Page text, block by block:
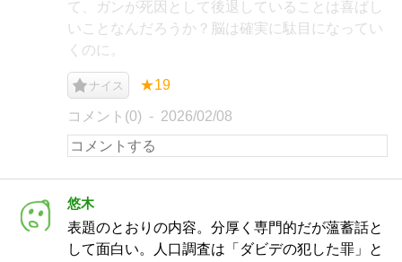
て、ガンが死因として後退していることは喜ばし
いことなんだろうか？脳は確実に駄目になってい
くのに。
ナイス ★19
コメント(0) 2026/02/08
悠木
表題のとおりの内容。分厚く専門的だが薀蓄話と
して面白い。人口調査は「ダビデの犯した罪」と